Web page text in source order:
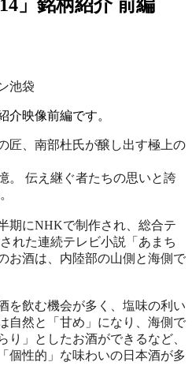
」銘柄紹介 前編
池袋
介映像前編です。
匠、南部杜氏が醸し出す極上の
。 伝え継ぐ者たちの思いと誇
期にNHKで制作され、総合テ
れた連続テレビ小説「あまち
お酒は、内陸部の山側と海側で
を飲む機会が多く、塩味の利い
自然と「甘め」になり、海側で
り」としたお酒ができるなど、
個性的」な味わいの日本酒が多